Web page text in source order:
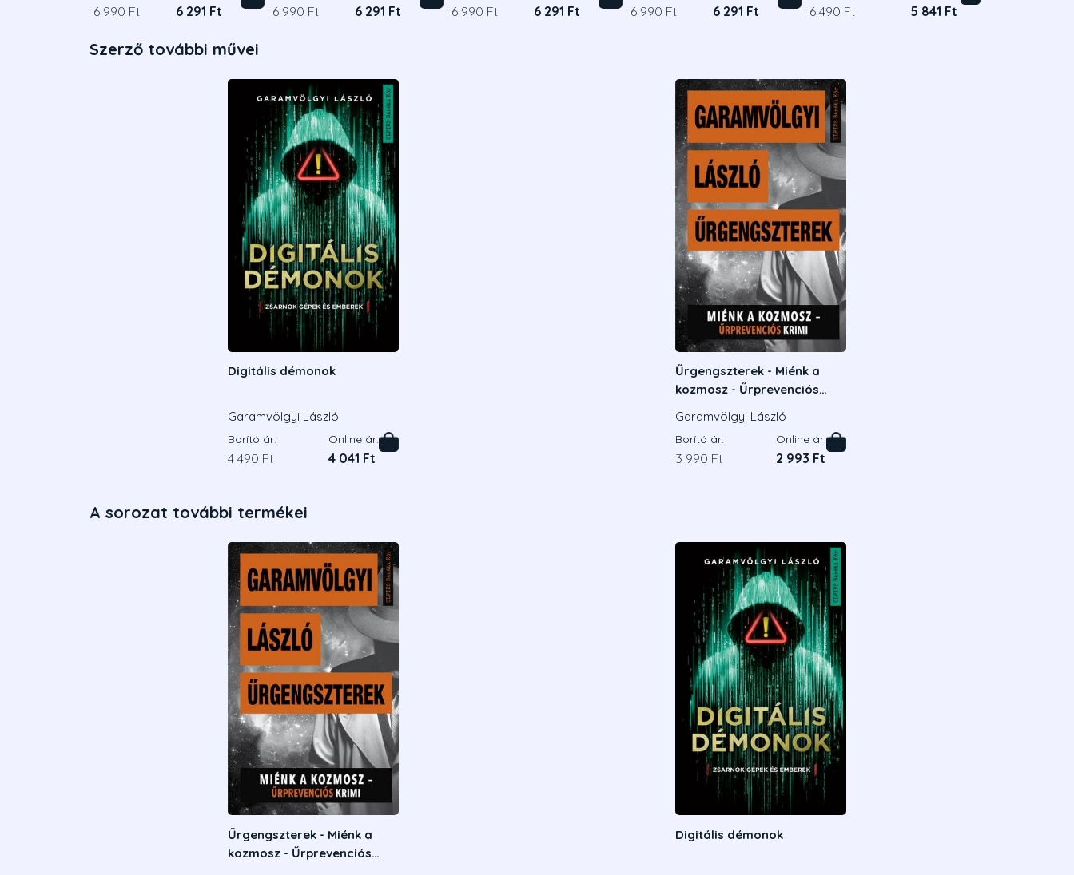
6 990 Ft 6 291 Ft 6 990 Ft 6 291 Ft 6 990 Ft 6 291 Ft 6 990 Ft 6 291 Ft 6 490 Ft 5 841 Ft
Szerző további művei
Digitális démonok
Garamvölgyi László
Borító ár:
4 490 Ft
Online ár:
4 041 Ft
Űrgengszterek - Miénk a
kozmosz - Űrprevenciós
Garamvölgyi László
Borító ár:
3 990 Ft
Online ár:
2 993 Ft
A sorozat további termékei
Űrgengszterek - Miénk a
kozmosz - Űrprevenciós
Digitális démonok